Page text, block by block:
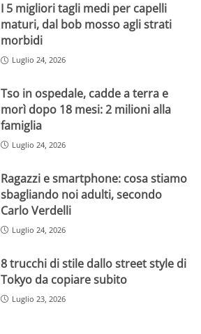
I 5 migliori tagli medi per capelli
maturi, dal bob mosso agli strati
morbidi
Luglio 24, 2026
Tso in ospedale, cadde a terra e
morì dopo 18 mesi: 2 milioni alla
famiglia
Luglio 24, 2026
Ragazzi e smartphone: cosa stiamo
sbagliando noi adulti, secondo
Carlo Verdelli
Luglio 24, 2026
8 trucchi di stile dallo street style di
Tokyo da copiare subito
Luglio 23, 2026